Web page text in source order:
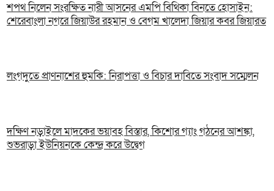
শপথ নিলেন সংরক্ষিত নারী আসনের এমপি বিথিকা বিনতে হোসাইন:
শেরেবাংলা নগরে জিয়াউর রহমান ও বেগম খালেদা জিয়ার কবর জিয়ারত
লংগদুতে প্রাণনাশের হুমকি: নিরাপত্তা ও বিচার দাবিতে সংবাদ সম্মেলন
দক্ষিণ নড়াইলে মাদকের ভয়াবহ বিস্তার, কিশোর গ্যাং গঠনের আশঙ্কা,
শুভরাড়া ইউনিয়নকে কেন্দ্র করে উদ্বেগ